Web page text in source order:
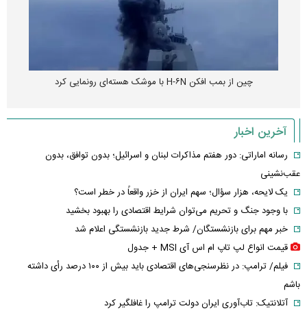
چین از بمب افکن H-۶N با موشک هسته‌ای رونمایی کرد
آخرین اخبار
رسانه اماراتی: دور هفتم مذاکرات لبنان و اسرائیل؛ بدون توافق، بدون
عقب‌نشینی
یک لایحه، هزار سؤال؛ سهم ایران از خزر واقعاً در خطر است؟
با وجود جنگ و تحریم می‌توان شرایط اقتصادی را بهبود بخشید
خبر مهم برای بازنشستگان/ شرط جدید بازنشستگی اعلام شد
قیمت انواع لپ تاپ ام اس آی MSI + جدول
فیلم/ ترامپ: در نظرسنجی‌های اقتصادی باید بیش از ۱۰۰ درصد رأی داشته
باشم
آتلانتیک: تاب‌آوری ایران دولت ترامپ را غافلگیر کرد